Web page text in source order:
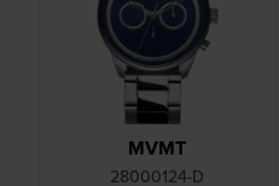
MVMT
28000124-D